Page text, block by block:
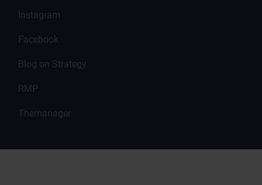
Instagram
Facebook
Blog on Strategy
RMP
Themanager